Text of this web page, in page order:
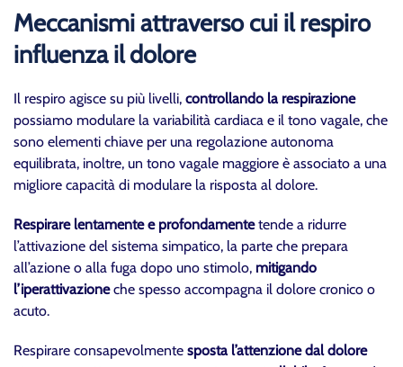
Meccanismi attraverso cui il respiro
influenza il dolore
Il respiro agisce su più livelli, controllando la respirazione
possiamo modulare la variabilità cardiaca e il tono vagale, che
sono elementi chiave per una regolazione autonoma
equilibrata, inoltre, un tono vagale maggiore è associato a una
migliore capacità di modulare la risposta al dolore.
Respirare lentamente e profondamentetende a ridurre
l’attivazione del sistema simpatico, la parte che prepara
all’azione o alla fuga dopo uno stimolo, mitigando
l’iperattivazioneche spesso accompagna il dolore cronico o
acuto.
Respirare consapevolmente sposta l’attenzione dal dolore